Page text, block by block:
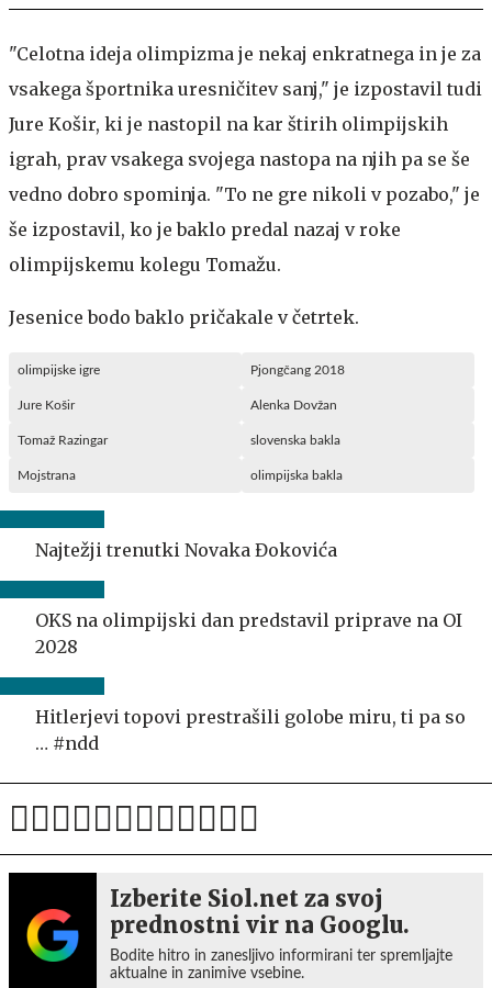
"Celotna ideja olimpizma je nekaj enkratnega in je za
vsakega športnika uresničitev sanj," je izpostavil tudi
Jure Košir, ki je nastopil na kar štirih olimpijskih
igrah, prav vsakega svojega nastopa na njih pa se še
vedno dobro spominja. "To ne gre nikoli v pozabo," je
še izpostavil, ko je baklo predal nazaj v roke
olimpijskemu kolegu Tomažu.
Jesenice bodo baklo pričakale v četrtek.
olimpijske igre Pjongčang 2018
Jure Košir Alenka Dovžan
Tomaž Razingar slovenska bakla
Mojstrana olimpijska bakla
Najtežji trenutki Novaka Đokovića
OKS na olimpijski dan predstavil priprave na OI
2028
Hitlerjevi topovi prestrašili golobe miru, ti pa so
… #ndd
Izberite Siol.net za svoj
prednostni vir na Googlu.
Bodite hitro in zanesljivo informirani ter spremljajte
aktualne in zanimive vsebine.